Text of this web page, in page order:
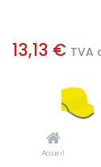
Accueil
13,13 € TVA
Ajouter à